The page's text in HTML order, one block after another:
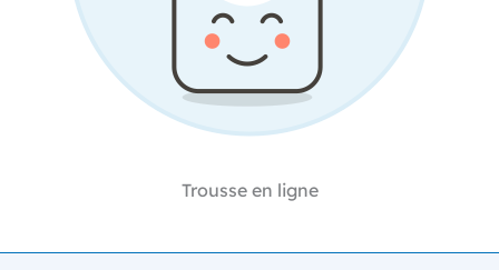
Trousse en ligne